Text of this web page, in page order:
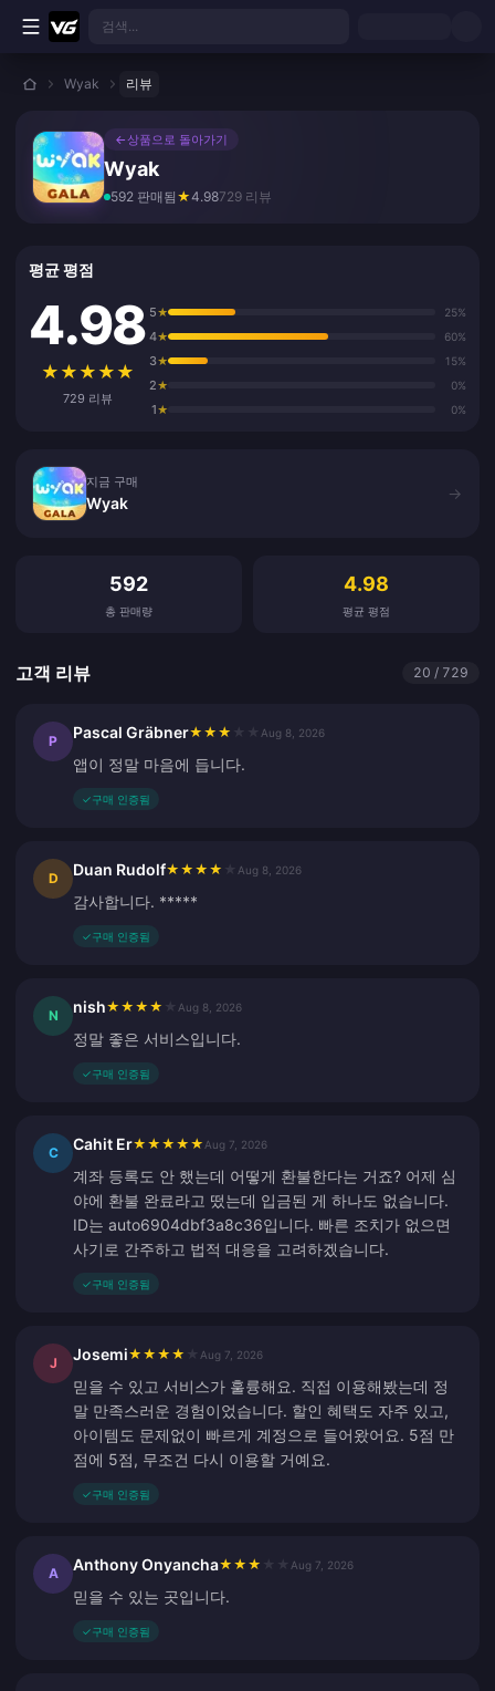
본문으로 바로가기
검색...
Wyak 리뷰
←상품으로 돌아가기
Wyak
592 판매됨 ★4.98729 리뷰
평균 평점
4.98
★ ★ ★ ★ ★
729 리뷰
5★ 25%
4★ 60%
3★ 15%
2★ 0%
1★ 0%
지금 구매
Wyak
→
592
총 판매량
4.98
평균 평점
고객 리뷰 20 / 729
P Pascal Gräbner★ ★ ★ Aug 8, 2026
앱이 정말 마음에 듭니다.
✓구매 인증됨
D Duan Rudolf★ ★ ★ ★ Aug 8, 2026
감사합니다. *****
✓구매 인증됨
N nish★ ★ ★ ★ Aug 8, 2026
정말 좋은 서비스입니다.
✓구매 인증됨
C Cahit Er★ ★ ★ ★ ★ Aug 7, 2026
계좌 등록도 안 했는데 어떻게 환불한다는 거죠? 어제 심
야에 환불 완료라고 떴는데 입금된 게 하나도 없습니다.
ID는 auto6904dbf3a8c36입니다. 빠른 조치가 없으면
사기로 간주하고 법적 대응을 고려하겠습니다.
✓구매 인증됨
J Josemi★ ★ ★ ★ Aug 7, 2026
믿을 수 있고 서비스가 훌륭해요. 직접 이용해봤는데 정
말 만족스러운 경험이었습니다. 할인 혜택도 자주 있고,
아이템도 문제없이 빠르게 계정으로 들어왔어요. 5점 만
점에 5점, 무조건 다시 이용할 거예요.
✓구매 인증됨
A Anthony Onyancha★ ★ ★ Aug 7, 2026
믿을 수 있는 곳입니다.
✓구매 인증됨